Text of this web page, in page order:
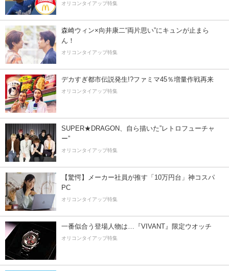
オリコンタイアップ特集
森崎ウィン×向井康二“両片思い”にキュンが止まら
ん！
オリコンタイアップ特集
デカすぎ都市伝説発生!?ファミマ45％増量作戦再来
オリコンタイアップ特集
SUPER★DRAGON、自ら描いた”レトロフューチャ
ー”
オリコンタイアップ特集
【驚愕】メーカー社員が推す「10万円台」神コスパ
PC
オリコンタイアップ特集
一番似合う登場人物は…『VIVANT』限定ウオッチ
オリコンタイアップ特集